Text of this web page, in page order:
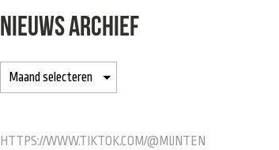
NIEUWS ARCHIEF
HTTPS://WWW.TIKTOK.COM/@MIJNTEN